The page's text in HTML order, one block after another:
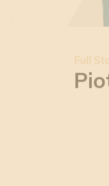
Full